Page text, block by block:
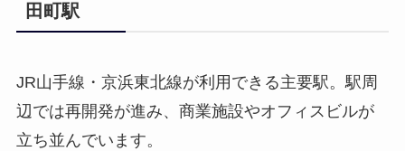
田町駅
JR山手線・京浜東北線が利用できる主要駅。駅周
辺では再開発が進み、商業施設やオフィスビルが
立ち並んでいます。